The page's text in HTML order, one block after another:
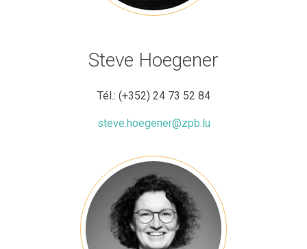
Steve Hoegener
Tél.: (+352) 24 73 52 84
steve.hoegener@zpb.lu